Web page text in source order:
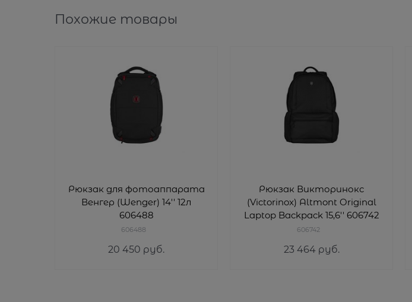
Похожие товары
Рюкзак для фотоаппарата
Венгер (Wenger) 14'' 12л
606488
606488
20 450 руб.
Рюкзак Викторинокс
(Victorinox) Altmont Original
Laptop Backpack 15,6'' 606742
606742
23 464 руб.